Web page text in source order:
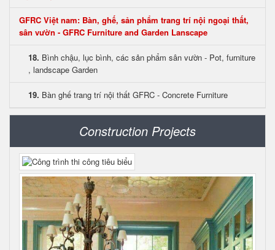
GFRC Việt nam: Bàn, ghế, sản phẩm trang trí nội ngoại thất,
sân vườn - GFRC Furniture and Garden Lanscape
18. Bình chậu, lục bình, các sản phẩm sân vườn - Pot, furniture
, landscape Garden
19. Bàn ghế trang trí nội thất GFRC - Concrete Furniture
Construction Projects